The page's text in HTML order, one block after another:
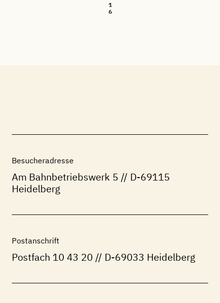
1
6
Besucheradresse
Am Bahnbetriebswerk 5 // D-69115
Heidelberg
Postanschrift
Postfach 10 43 20 // D-69033 Heidelberg